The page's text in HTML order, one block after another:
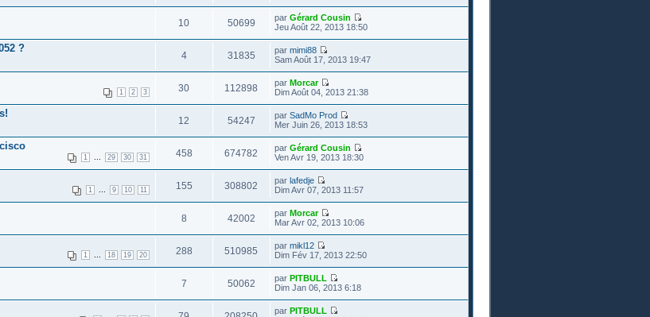
10 50699 par Gérard Cousin
Jeu Août 22, 2013 18:50
?
4 31835 par mimi88
Sam Août 17, 2013 19:47
1 2 3 30 112898 par Morcar
Dim Août 04, 2013 21:38
12 54247 par SadMo Prod
Mer Juin 26, 2013 18:53
1 29 30 31 458 674782 par Gérard Cousin
Ven Avr 19, 2013 18:30
1 9 10 11 155 308802 par lafedje
Dim Avr 07, 2013 11:57
8 42002 par Morcar
Mar Avr 02, 2013 10:06
1 18 19 20 288 510985 par mikl12
Dim Fév 17, 2013 22:50
7 50062 par PITBULL
Dim Jan 06, 2013 6:18
par PITBULL